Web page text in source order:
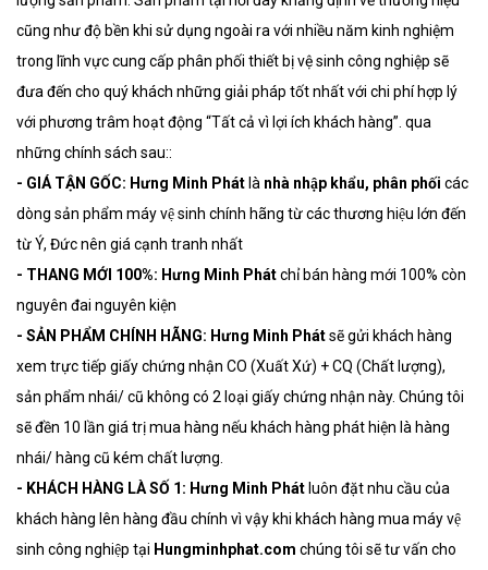
cũng như độ bền khi sử dụng ngoài ra với nhiều năm kinh nghiệm
trong lĩnh vực cung cấp phân phối thiết bị vệ sinh công nghiệp sẽ
đưa đến cho quý khách những giải pháp tốt nhất với chi phí hợp lý
với phương trâm hoạt động “Tất cả vì lợi ích khách hàng”. qua
những chính sách sau::
- GIÁ TẬN GỐC: Hưng Minh Phát là nhà nhập khẩu, phân phối các
dòng sản phẩm máy vệ sinh chính hãng từ các thương hiệu lớn đến
từ Ý, Đức nên giá cạnh tranh nhất
- THANG MỚI 100%: Hưng Minh Phátchỉ bán hàng mới 100% còn
nguyên đai nguyên kiện
- SẢN PHẨM CHÍNH HÃNG: Hưng Minh Phátsẽ gửi khách hàng
xem trực tiếp giấy chứng nhận CO (Xuất Xứ) + CQ (Chất lượng),
sản phẩm nhái/ cũ không có 2 loại giấy chứng nhận này. Chúng tôi
sẽ đền 10 lần giá trị mua hàng nếu khách hàng phát hiện là hàng
nhái/ hàng cũ kém chất lượng.
- KHÁCH HÀNG LÀ SỐ 1: Hưng Minh Phát luôn đặt nhu cầu của
khách hàng lên hàng đầu chính vì vậy khi khách hàng mua máy vệ
sinh công nghiệp tại Hungminhphat.com chúng tôi sẽ tư vấn cho